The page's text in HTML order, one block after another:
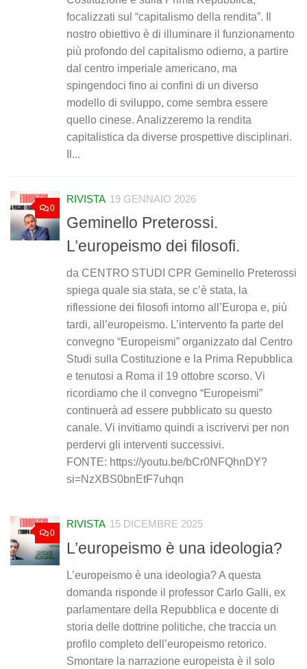
focalizzati sul “capitalismo della rendita”. Il
nostro obiettivo è di illuminare il funzionamento
più profondo del capitalismo odierno, a partire
dal centro imperiale americano, ma
spingendoci fino ai confini di un diverso
modello di sviluppo, come sembra essere
quello cinese. Analizzeremo la rendita
capitalistica da diverse prospettive disciplinari.
Il...
0
RIVISTA 19 GENNAIO 2026
Geminello Preterossi.
L’europeismo dei filosofi.
da CENTRO STUDI CPR Geminello Preterossi
spiega quale sia stata, se c’è stata, la
riflessione dei filosofi intorno all’Europa e, più
tardi, all’europeismo. L’intervento fa parte del
convegno “Europeismi” organizzato dal Centro
Studi sulla Costituzione e la Prima Repubblica
e tenutosi a Roma il 19 ottobre scorso. Vi
ricordiamo che il convegno “Europeismi”
continuerà ad essere pubblicato su questo
canale. Vi invitiamo quindi a iscrivervi per non
perdervi gli interventi successivi.
FONTE: https://youtu.be/bCr0NFQhnDY?
si=NzXBS0bnEtF7uhqn
0
RIVISTA 15 DICEMBRE 2025
L’europeismo è una ideologia?
L’europeismo è una ideologia? A questa
domanda risponde il professor Carlo Galli, ex
parlamentare della Repubblica e docente di
storia delle dottrine politiche, che traccia un
profilo completo dell’europeismo retorico.
Smontare la narrazione europeista è il solo